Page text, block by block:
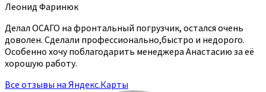
Леонид Фаринюк
Делал ОСАГО на фронтальный погрузчик, остался очень
доволен. Сделали профессионально,быстро и недорого.
Особенно хочу поблагодарить менеджера Анастасию за её
хорошую работу.
Все отзывы на Яндекс.Карты